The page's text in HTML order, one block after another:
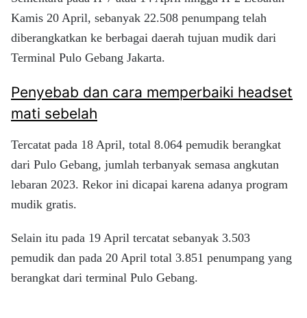
Kamis 20 April, sebanyak 22.508 penumpang telah
diberangkatkan ke berbagai daerah tujuan mudik dari
Terminal Pulo Gebang Jakarta.
Penyebab dan cara memperbaiki headset
mati sebelah
Tercatat pada 18 April, total 8.064 pemudik berangkat
dari Pulo Gebang, jumlah terbanyak semasa angkutan
lebaran 2023. Rekor ini dicapai karena adanya program
mudik gratis.
Selain itu pada 19 April tercatat sebanyak 3.503
pemudik dan pada 20 April total 3.851 penumpang yang
berangkat dari terminal Pulo Gebang.